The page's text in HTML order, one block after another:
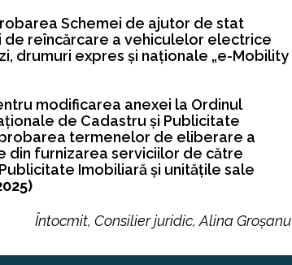
Schemei de ajutor de stat
reîncărcare a vehiculelor electrice
drumuri expres și naționale „e-Mobility
modificarea anexei la Ordinul
de Cadastru și Publicitate
termenelor de eliberare a
furnizarea serviciilor de către
Imobiliară și unitățile sale
Întocmit, Consilier juridic, Alina Groșanu